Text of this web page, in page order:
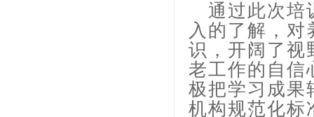
通过此次培
入的了解，
识，开阔了视
老工作的自信
极把学习成果
机构规范化标